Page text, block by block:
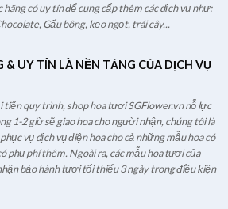
hãng có uy tín để cung cấp thêm các dịch vụ như:
Gấu bông, kẹo ngọt, trái cây...
& UY TÍN LÀ NỀN TẢNG CỦA DỊCH VỤ
tiến quy trình, shop hoa tươi SGFlower.vn nỗ lực
1-2 giờ sẽ giao hoa cho người nhận, chúng tôi là
vụ dịch vụ điện hoa cho cả những mẫu hoa có
phụ phí thêm. Ngoài ra, các mẫu hoa tươi của
bảo hành tươi tối thiểu 3 ngày trong điều kiện